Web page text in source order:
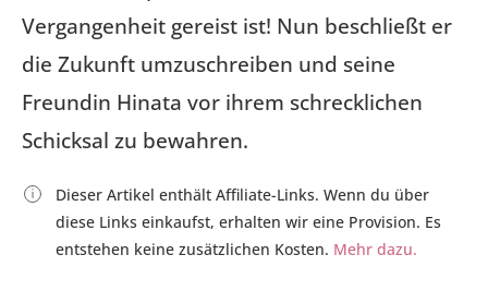
Vergangenheit gereist ist! Nun beschließt er
die Zukunft umzuschreiben und seine
Freundin Hinata vor ihrem schrecklichen
Schicksal zu bewahren.
Dieser Artikel enthält Affiliate-Links. Wenn du über
diese Links einkaufst, erhalten wir eine Provision. Es
entstehen keine zusätzlichen Kosten. Mehr dazu.